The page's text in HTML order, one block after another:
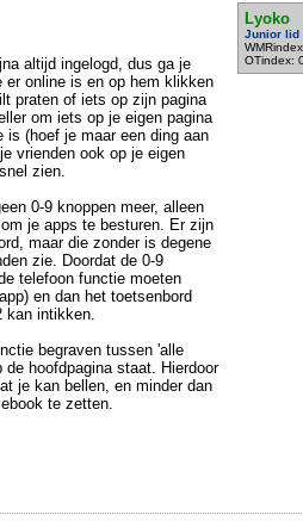
Lyoko
Junior lid
OTindex:
altijd ingelogd, dus ga je
online is en op hem klikken
praten of iets op zijn pagina
om iets op je eigen pagina
(hoef je maar een ding aan
vrienden ook op je eigen
zien.
0-9 knoppen meer, alleen
je apps te besturen. Er zijn
maar die zonder is degene
zie. Doordat de 0-9
telefoon functie moeten
en dan het toetsenbord
kan intikken.
begraven tussen 'alle
hoofdpagina staat. Hierdoor
je kan bellen, en minder dan
te zetten.